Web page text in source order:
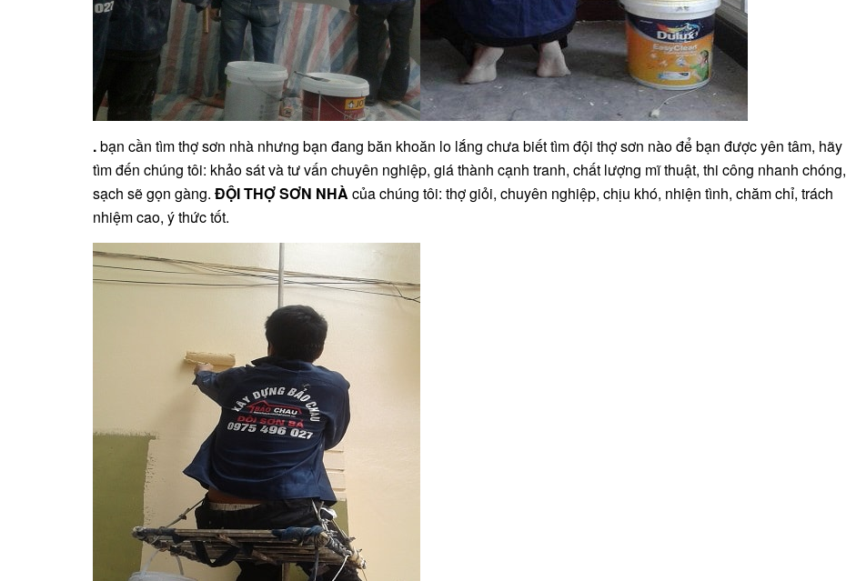
.bạn cần tìm thợ sơn nhà nhưng bạn đang băn khoăn lo lắng chưa biết tìm đội thợ sơn nào để bạn được yên tâm, hãy
tìm đến chúng tôi: khảo sát và tư vấn chuyên nghiệp, giá thành cạnh tranh, chất lượng mĩ thuật, thi công nhanh chóng,
sạch sẽ gọn gàng. ĐỘI THỢ SƠN NHÀ của chúng tôi: thợ giỏi, chuyên nghiệp, chịu khó, nhiện tình, chăm chỉ, trách
nhiệm cao, ý thức tốt.